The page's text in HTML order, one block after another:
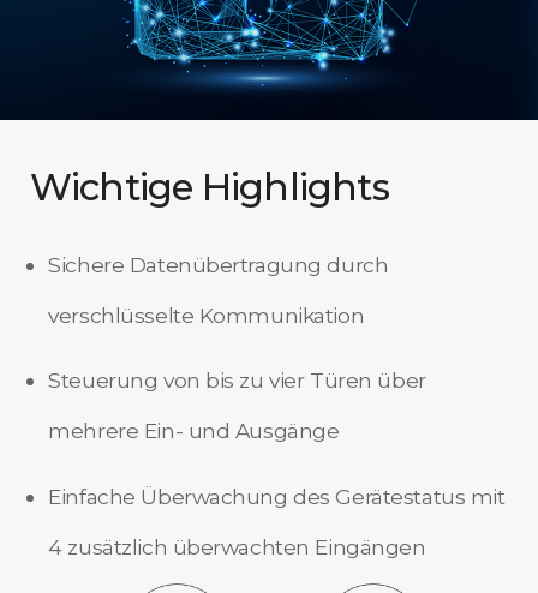
Wichtige Highlights
Sichere Datenübertragung durch
verschlüsselte Kommunikation
Steuerung von bis zu vier Türen über
mehrere Ein- und Ausgänge
Einfache Überwachung des Gerätestatus mit
4 zusätzlich überwachten Eingängen